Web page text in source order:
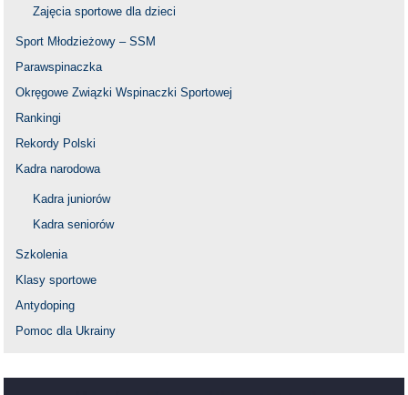
Zajęcia sportowe dla dzieci
Sport Młodzieżowy – SSM
Parawspinaczka
Okręgowe Związki Wspinaczki Sportowej
Rankingi
Rekordy Polski
Kadra narodowa
Kadra juniorów
Kadra seniorów
Szkolenia
Klasy sportowe
Antydoping
Pomoc dla Ukrainy